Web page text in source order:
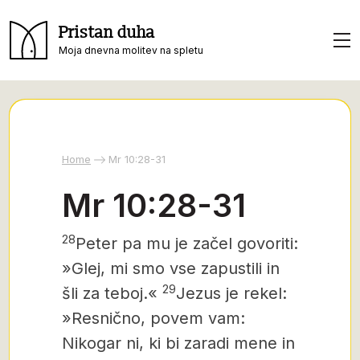
Pristan duha
Moja dnevna molitev na spletu
Home Mr 10:28-31
Mr 10:28-31
28Peter pa mu je začel govoriti:
»Glej, mi smo vse zapustili in
šli za teboj.« 29Jezus je rekel:
»Resnično, povem vam:
Nikogar ni, ki bi zaradi mene in